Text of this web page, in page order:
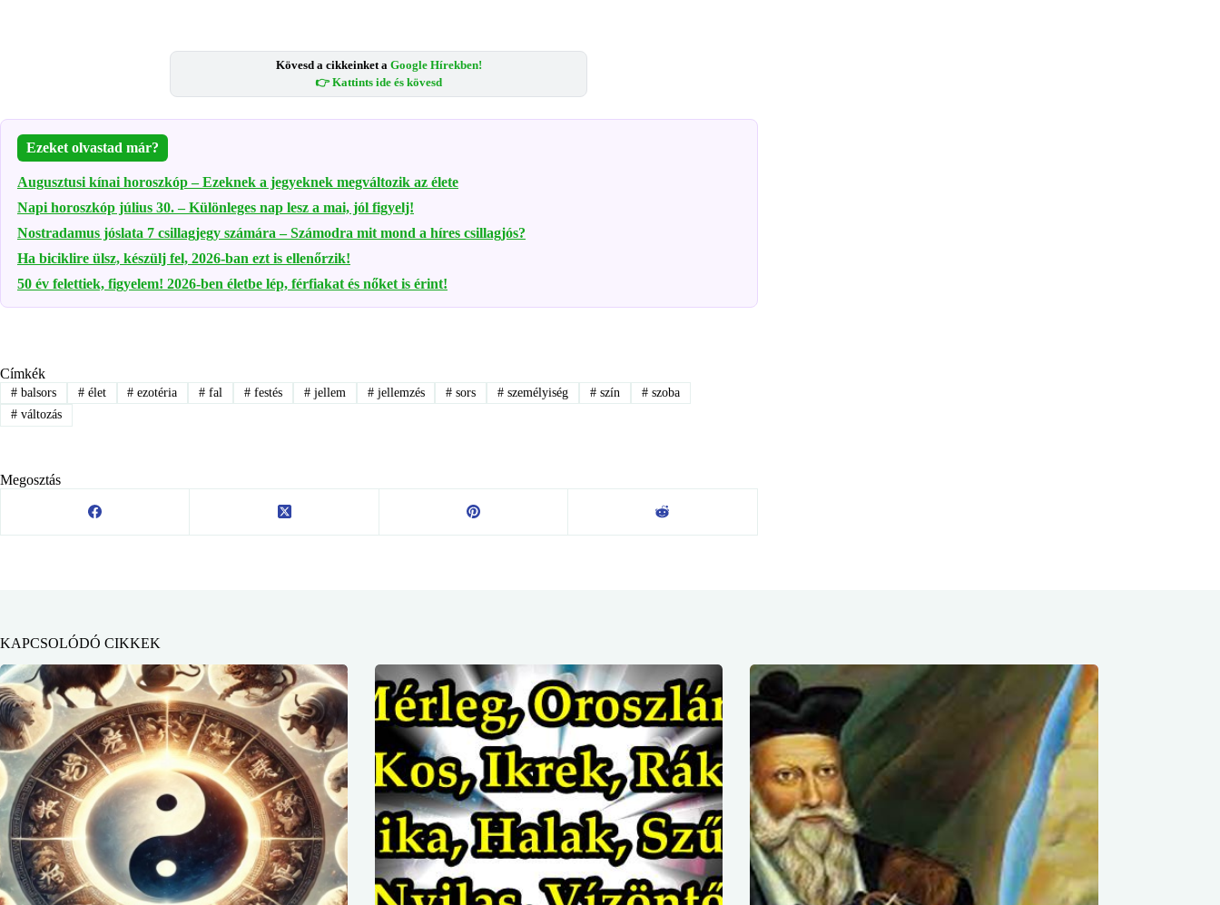
Kövesd a cikkeinket a Google Hírekben!
👉 Kattints ide és kövesd
Ezeket olvastad már?
Augusztusi kínai horoszkóp – Ezeknek a jegyeknek megváltozik az élete
Napi horoszkóp július 30. – Különleges nap lesz a mai, jól figyelj!
Nostradamus jóslata 7 csillagjegy számára – Számodra mit mond a híres csillagjós?
Ha biciklire ülsz, készülj fel, 2026-ban ezt is ellenőrzik!
50 év felettiek, figyelem! 2026-ben életbe lép, férfiakat és nőket is érint!
Címkék
#balsors #élet # ezotéria # fal # festés #jellem #jellemzés # sors # személyiség #szín #szoba
#változás
Megosztás
KAPCSOLÓDÓ CIKKEK